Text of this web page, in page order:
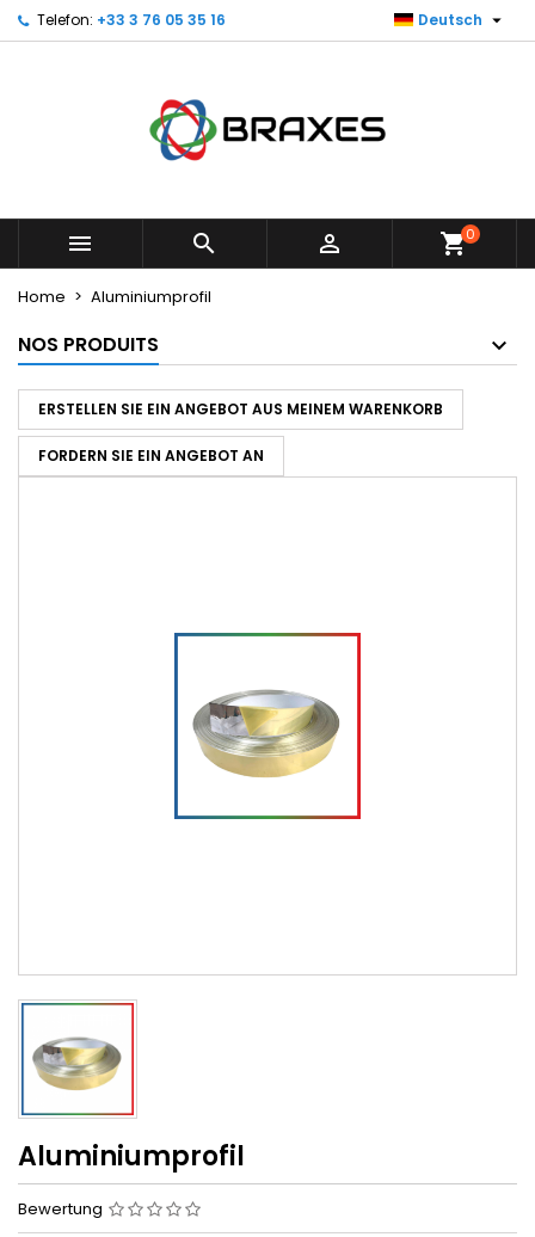
Telefon: +33 3 76 05 35 16 Deutsch 
   shopping_cart0
Home Aluminiumprofil
NOS PRODUITS
ERSTELLEN SIE EIN ANGEBOT AUS MEINEM WARENKORB
FORDERN SIE EIN ANGEBOT AN
Aluminiumprofil
Bewertung
My wishlists ×
Create new list
Create wishlist ×
Wishlist name
Create wishlist
Sign in ×
You need to be logged in to save products in your